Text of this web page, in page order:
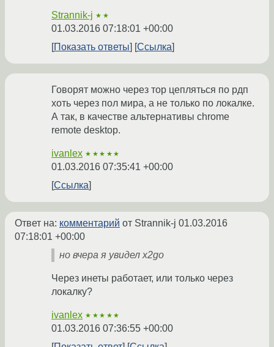
Strannik-j ★★
01.03.2016 07:18:01 +00:00
Показать ответы
Ссылка
Говорят можно через тор цепляться по рдп
хоть через пол мира, а не только по локалке.
А так, в качестве альтернативы chrome
remote desktop.
ivanlex ★★★★★
01.03.2016 07:35:41 +00:00
Ссылка
Ответ на: комментарий от Strannik-j 01.03.2016
07:18:01 +00:00
но вчера я увидел x2go
Через инеты работает, или только через
локалку?
ivanlex ★★★★★
01.03.2016 07:36:55 +00:00